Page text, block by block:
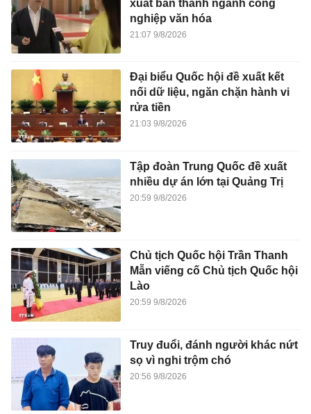
xuất bản thành ngành công
nghiệp văn hóa
21:07 9/8/2026
Đại biểu Quốc hội đề xuất kết
nối dữ liệu, ngăn chặn hành vi
rửa tiền
21:03 9/8/2026
Tập đoàn Trung Quốc đề xuất
nhiều dự án lớn tại Quảng Trị
20:59 9/8/2026
Chủ tịch Quốc hội Trần Thanh
Mẫn viếng cố Chủ tịch Quốc hội
Lào
20:59 9/8/2026
Truy đuổi, đánh người khác nứt
sọ vì nghi trộm chó
20:56 9/8/2026